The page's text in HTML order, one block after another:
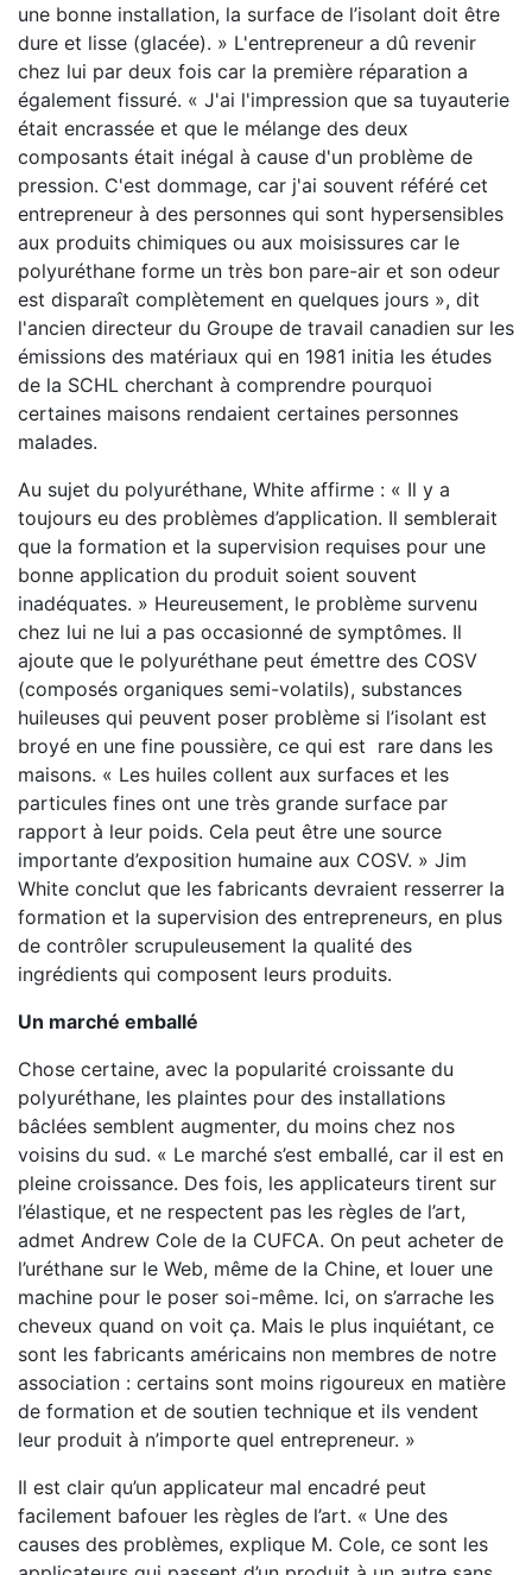
une bonne installation, la surface de l’isolant doit être
dure et lisse (glacée). » L'entrepreneur a dû revenir
chez lui par deux fois car la première réparation a
également fissuré. « J'ai l'impression que sa tuyauterie
était encrassée et que le mélange des deux
composants était inégal à cause d'un problème de
pression. C'est dommage, car j'ai souvent référé cet
entrepreneur à des personnes qui sont hypersensibles
aux produits chimiques ou aux moisissures car le
polyuréthane forme un très bon pare-air et son odeur
est disparaît complètement en quelques jours », dit
l'ancien directeur du Groupe de travail canadien sur les
émissions des matériaux qui en 1981 initia les études
de la SCHL cherchant à comprendre pourquoi
certaines maisons rendaient certaines personnes
malades.
Au sujet du polyuréthane, White affirme : « Il y a
toujours eu des problèmes d’application. Il semblerait
que la formation et la supervision requises pour une
bonne application du produit soient souvent
inadéquates. » Heureusement, le problème survenu
chez lui ne lui a pas occasionné de symptômes. Il
ajoute que le polyuréthane peut émettre des COSV
(composés organiques semi-volatils), substances
huileuses qui peuvent poser problème si l’isolant est
broyé en une fine poussière, ce qui est rare dans les
maisons. « Les huiles collent aux surfaces et les
particules fines ont une très grande surface par
rapport à leur poids. Cela peut être une source
importante d’exposition humaine aux COSV. » Jim
White conclut que les fabricants devraient resserrer la
formation et la supervision des entrepreneurs, en plus
de contrôler scrupuleusement la qualité des
ingrédients qui composent leurs produits.
Un marché emballé
Chose certaine, avec la popularité croissante du
polyuréthane, les plaintes pour des installations
bâclées semblent augmenter, du moins chez nos
voisins du sud. « Le marché s’est emballé, car il est en
pleine croissance. Des fois, les applicateurs tirent sur
l’élastique, et ne respectent pas les règles de l’art,
admet Andrew Cole de la CUFCA. On peut acheter de
l’uréthane sur le Web, même de la Chine, et louer une
machine pour le poser soi-même. Ici, on s’arrache les
cheveux quand on voit ça. Mais le plus inquiétant, ce
sont les fabricants américains non membres de notre
association : certains sont moins rigoureux en matière
de formation et de soutien technique et ils vendent
leur produit à n’importe quel entrepreneur. »
Il est clair qu’un applicateur mal encadré peut
facilement bafouer les règles de l’art. « Une des
causes des problèmes, explique M. Cole, ce sont les